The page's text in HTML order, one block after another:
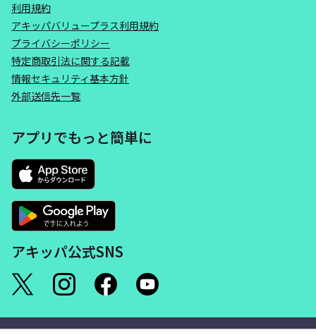
利用規約
アキッパバリュープラス利用規約
プライバシーポリシー
特定商取引法に関する記載
情報セキュリティ基本方針
外部送信先一覧
アプリでもっと簡単に
アキッパ公式SNS